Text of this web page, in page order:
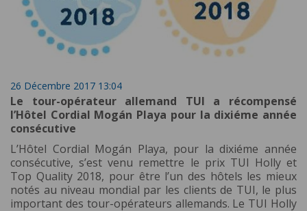
26 Décembre 2017 13:04
Le tour-opérateur allemand TUI a récompensé
l’Hôtel Cordial Mogán Playa pour la dixiéme année
consécutive
L’Hôtel Cordial Mogán Playa, pour la dixiéme année
consécutive, s’est venu remettre le prix TUI Holly et
Top Quality 2018, pour être l’un des hôtels les mieux
notés au niveau mondial par les clients de TUI, le plus
important des tour-opérateurs allemands. Le TUI Holly